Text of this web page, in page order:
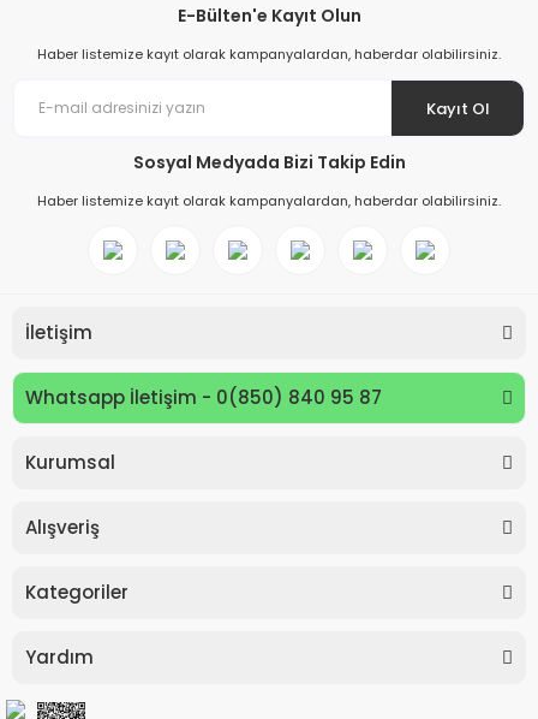
E-Bülten'e Kayıt Olun
Haber listemize kayıt olarak kampanyalardan, haberdar olabilirsiniz.
Kayıt Ol
Sosyal Medyada Bizi Takip Edin
Haber listemize kayıt olarak kampanyalardan, haberdar olabilirsiniz.
İletişim
Whatsapp İletişim - 0(850) 840 95 87
Kurumsal
Alışveriş
Kategoriler
Yardım